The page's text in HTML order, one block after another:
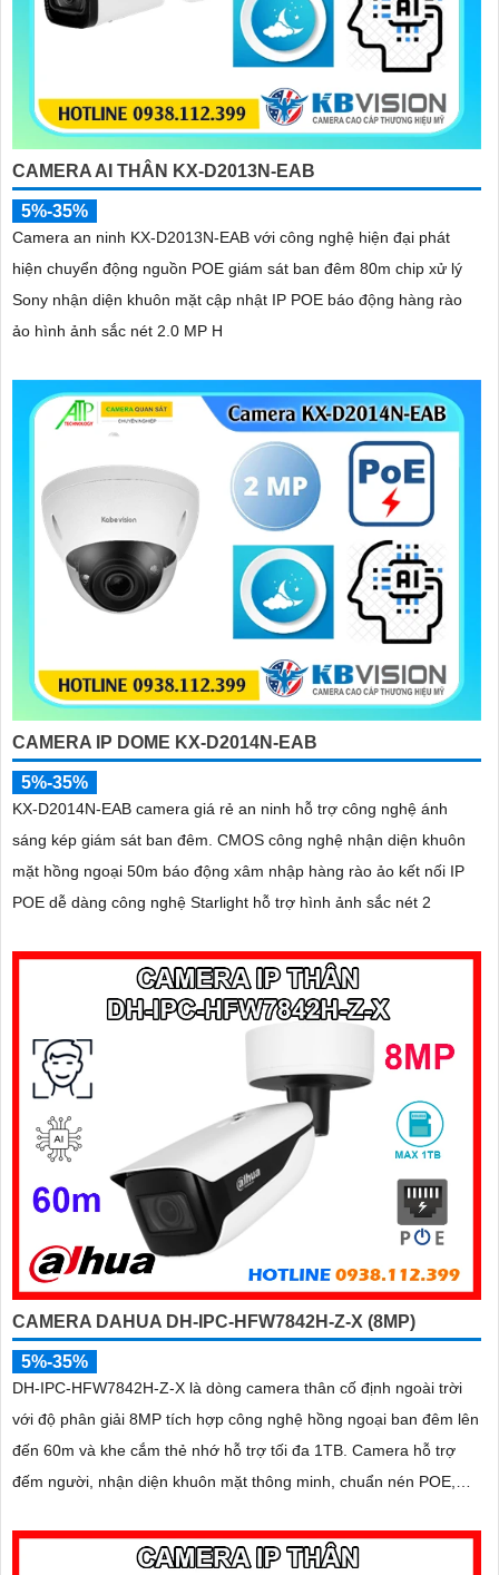
CAMERA AI THÂN KX-D2013N-EAB
5%-35%
Camera an ninh KX-D2013N-EAB với công nghệ hiện đại phát
hiện chuyển động nguồn POE giám sát ban đêm 80m chip xử lý
Sony nhận diện khuôn mặt cập nhật IP POE báo động hàng rào
ảo hình ảnh sắc nét 2.0 MP H
CAMERA IP DOME KX-D2014N-EAB
5%-35%
KX-D2014N-EAB camera giá rẻ an ninh hỗ trợ công nghệ ánh
sáng kép giám sát ban đêm. CMOS công nghệ nhận diện khuôn
mặt hồng ngoại 50m báo động xâm nhập hàng rào ảo kết nối IP
POE dễ dàng công nghệ Starlight hỗ trợ hình ảnh sắc nét 2
CAMERA DAHUA DH-IPC-HFW7842H-Z-X (8MP)
5%-35%
DH-IPC-HFW7842H-Z-X là dòng camera thân cố định ngoài trời
với độ phân giải 8MP tích hợp công nghệ hồng ngoại ban đêm lên
đến 60m và khe cắm thẻ nhớ hỗ trợ tối đa 1TB. Camera hỗ trợ
đếm người, nhận diện khuôn mặt thông minh, chuẩn nén POE,
sát ngoài trời, hỗ trợ tính năng quản lý chỗ đỗ xe hiệu quả cho các